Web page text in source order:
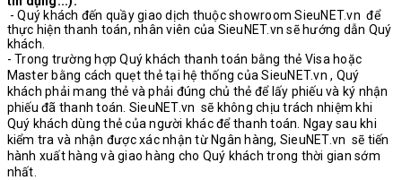
- Quý khách đến quầy giao dịch thuộc showroom SieuNET.vn để
thực hiện thanh toán, nhân viên của SieuNET.vn sẽ hướng dẫn Quý
khách.
- Trong trường hợp Quý khách thanh toán bằng thẻ Visa hoặc
Master bằng cách quẹt thẻ tại hệ thống của SieuNET.vn , Quý
khách phải mang thẻ và phải đúng chủ thẻ để lấy phiếu và ký nhận
phiếu đã thanh toán. SieuNET.vn sẽ không chịu trách nhiệm khi
Quý khách dùng thẻ của người khác để thanh toán. Ngay sau khi
kiểm tra và nhận được xác nhận từ Ngân hàng, SieuNET.vn sẽ tiến
hành xuất hàng và giao hàng cho Quý khách trong thời gian sớm
nhất.